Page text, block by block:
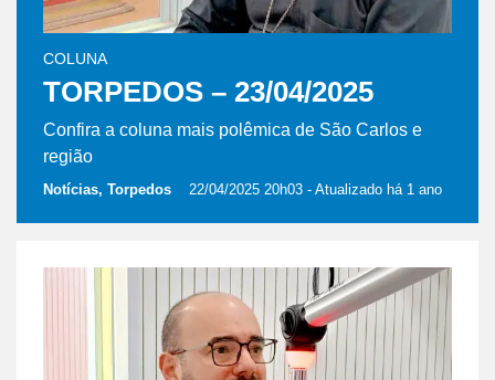
COLUNA
TORPEDOS – 23/04/2025
Confira a coluna mais polêmica de São Carlos e
região
Notícias, Torpedos 22/04/2025 20h03 - Atualizado há 1 ano